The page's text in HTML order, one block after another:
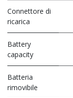
Connettore di
ricarica
Battery
capacity
Batteria
rimovibile